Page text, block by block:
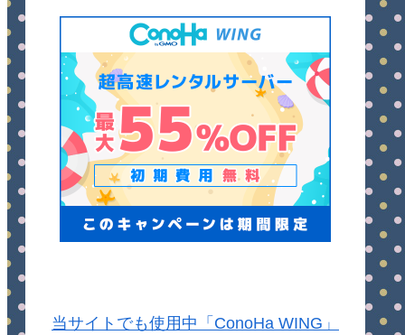
当サイトでも使用中「ConoHa WING」